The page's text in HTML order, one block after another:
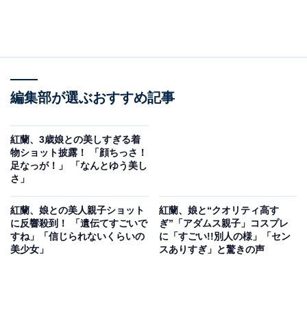
編集部が選ぶおすすめ記事
紅蘭、3歳娘との美しすぎる着
物ショット披露！ 「顔ちっさ！
足なっが！」 「なんとゆう美し
さ」
紅蘭、娘との美人親子ショット
に反響殺到！ 「遺伝てすごいで
すね」「信じられないくらいの
美少女」
紅蘭、娘と“クオリティ高す
ぎ︎”「アダムス親子」コスプレ
に「すごい!!別人の様」「セン
スありすぎ」と驚きの声